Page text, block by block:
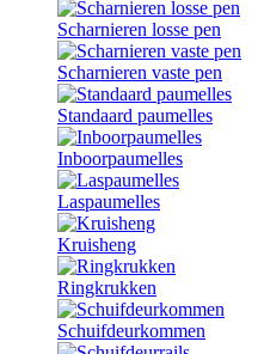
Scharnieren losse pen
Scharnieren vaste pen
Standaard paumelles
Inboorpaumelles
Laspaumelles
Kruisheng
Ringkrukken
Schuifdeurkommen